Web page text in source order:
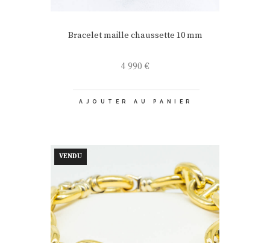
Bracelet maille chaussette 10 mm
4 990 €
AJOUTER AU PANIER
VENDU